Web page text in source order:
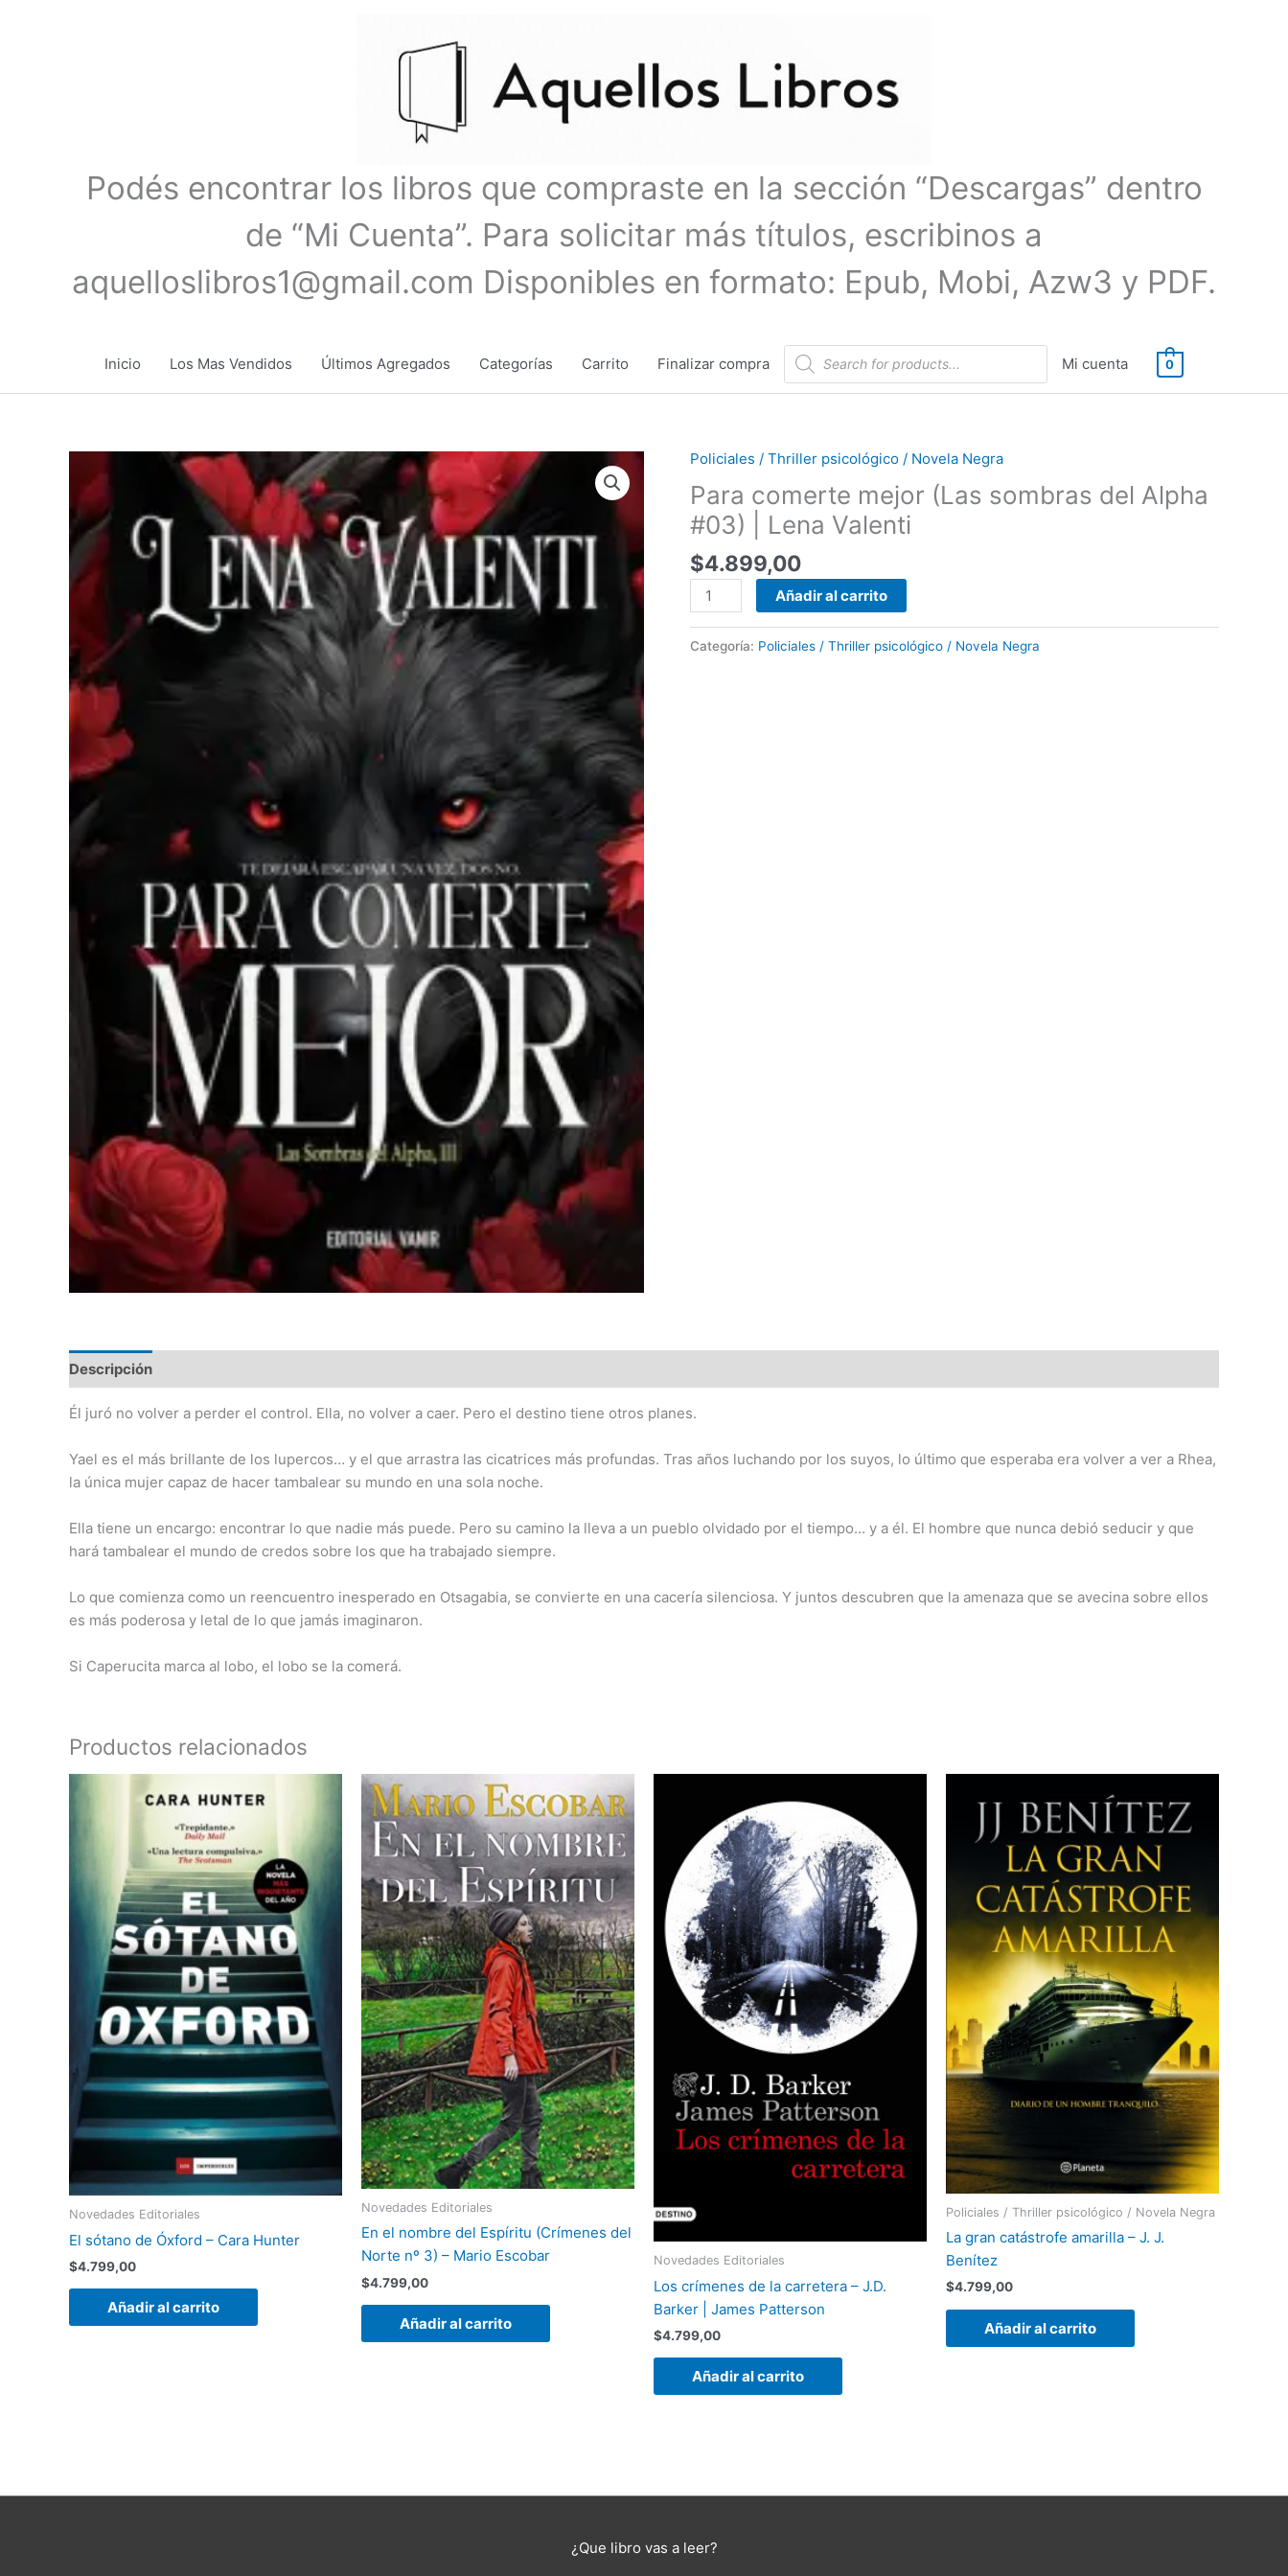
Podés encontrar los libros que compraste en la sección “Descargas” dentro
de “Mi Cuenta”. Para solicitar más títulos, escribinos a
aquelloslibros1@gmail.com Disponibles en formato: Epub, Mobi, Azw3 y PDF.
Inicio Los Mas Vendidos Últimos Agregados Categorías Carrito Finalizar compra
Búsqueda
de
productos
Mi cuenta 0
Policiales / Thriller psicológico / Novela Negra
Para comerte mejor (Las sombras del Alpha
#03) | Lena Valenti
$4.899,00
Para
comerte
mejor
(Las
sombras
del
Alpha
#03)
|
Añadir al carrito
Categoría: Policiales / Thriller psicológico / Novela Negra
Descripción
Él juró no volver a perder el control. Ella, no volver a caer. Pero el destino tiene otros planes.
Yael es el más brillante de los lupercos… y el que arrastra las cicatrices más profundas. Tras años luchando por los suyos, lo último que esperaba era volver a ver a Rhea,
la única mujer capaz de hacer tambalear su mundo en una sola noche.
Ella tiene un encargo: encontrar lo que nadie más puede. Pero su camino la lleva a un pueblo olvidado por el tiempo… y a él. El hombre que nunca debió seducir y que
hará tambalear el mundo de credos sobre los que ha trabajado siempre.
Lo que comienza como un reencuentro inesperado en Otsagabia, se convierte en una cacería silenciosa. Y juntos descubren que la amenaza que se avecina sobre ellos
es más poderosa y letal de lo que jamás imaginaron.
Si Caperucita marca al lobo, el lobo se la comerá.
Productos relacionados
Novedades Editoriales
El sótano de Óxford – Cara Hunter
$4.799,00
Añadir al carrito
Novedades Editoriales
En el nombre del Espíritu (Crímenes del
Norte nº 3) – Mario Escobar
$4.799,00
Añadir al carrito
Novedades Editoriales
Los crímenes de la carretera – J.D.
Barker | James Patterson
$4.799,00
Añadir al carrito
Policiales / Thriller psicológico / Novela Negra
La gran catástrofe amarilla – J. J.
Benítez
$4.799,00
Añadir al carrito
¿Que libro vas a leer?